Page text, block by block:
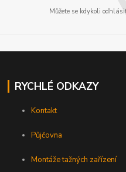
Můžete se kdykoli
RYCHLÉ ODKAZY
Kontakt
Půjčovna
Montáže tažných zařízení